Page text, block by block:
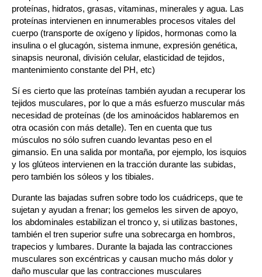
proteínas, hidratos, grasas, vitaminas, minerales y agua. Las
proteínas intervienen en innumerables procesos vitales del
cuerpo (transporte de oxígeno y lípidos, hormonas como la
insulina o el glucagón, sistema inmune, expresión genética,
sinapsis neuronal, división celular, elasticidad de tejidos,
mantenimiento constante del PH, etc)
Sí es cierto que las proteínas también ayudan a recuperar los
tejidos musculares, por lo que a más esfuerzo muscular más
necesidad de proteínas (de los aminoácidos hablaremos en
otra ocasión con más detalle). Ten en cuenta que tus
músculos no sólo sufren cuando levantas peso en el
gimansio. En una salida por montaña, por ejemplo, los isquios
y los glúteos intervienen en la tracción durante las subidas,
pero también los sóleos y los tibiales.
Durante las bajadas sufren sobre todo los cuádriceps, que te
sujetan y ayudan a frenar; los gemelos les sirven de apoyo,
los abdominales estabilizan el tronco y, si utilizas bastones,
también el tren superior sufre una sobrecarga en hombros,
trapecios y lumbares. Durante la bajada las contracciones
musculares son excéntricas y causan mucho más dolor y
daño muscular que las contracciones musculares